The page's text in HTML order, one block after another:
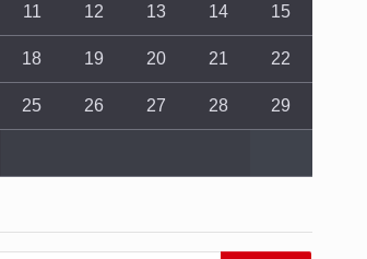
11 12 13 14 15
18 19 20 21 22
25 26 27 28 29